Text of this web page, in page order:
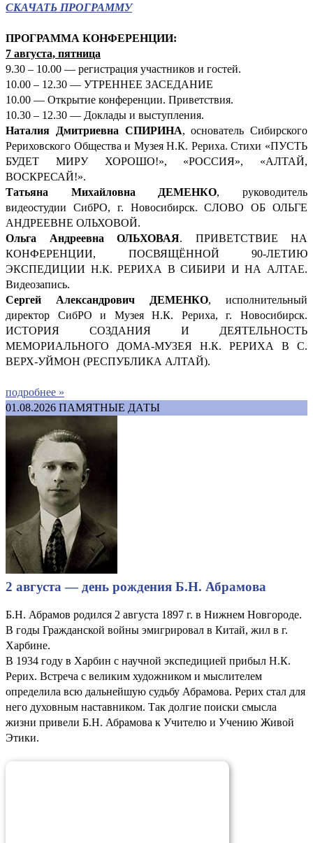
СКАЧАТЬ ПРОГРАММУ
ПРОГРАММА КОНФЕРЕНЦИИ:
7 августа, пятница
9.30 – 10.00 — регистрация участников и гостей.
10.00 – 12.30 — УТРЕННЕЕ ЗАСЕДАНИЕ
10.00 — Открытие конференции. Приветствия.
10.30 – 12.30 — Доклады и выступления.
Наталия Дмитриевна СПИРИНА, основатель Сибирского
Рериховского Общества и Музея Н.К. Рериха. Стихи «ПУСТЬ
БУДЕТ МИРУ ХОРОШО!», «РОССИЯ», «АЛТАЙ,
ВОСКРЕСАЙ!».
Татьяна Михайловна ДЕМЕНКО, руководитель
видеостудии СибРО, г. Новосибирск. СЛОВО ОБ ОЛЬГЕ
АНДРЕЕВНЕ ОЛЬХОВОЙ.
Ольга Андреевна ОЛЬХОВАЯ. ПРИВЕТСТВИЕ НА
КОНФЕРЕНЦИИ, ПОСВЯЩЁННОЙ 90-ЛЕТИЮ
ЭКСПЕДИЦИИ Н.К. РЕРИХА В СИБИРИ И НА АЛТАЕ.
Видеозапись.
Сергей Александрович ДЕМЕНКО, исполнительный
директор СибРО и Музея Н.К. Рериха, г. Новосибирск.
ИСТОРИЯ СОЗДАНИЯ И ДЕЯТЕЛЬНОСТЬ
МЕМОРИАЛЬНОГО ДОМА-МУЗЕЯ Н.К. РЕРИХА В С.
ВЕРХ-УЙМОН (РЕСПУБЛИКА АЛТАЙ).
подробнее »
01.08.2026 ПАМЯТНЫЕ ДАТЫ
2 августа — день рождения Б.Н. Абрамова
Б.Н. Абрамов родился 2 августа 1897 г. в Нижнем Новгороде.
В годы Гражданской войны эмигрировал в Китай, жил в г.
Харбине.
В 1934 году в Харбин с научной экспедицией прибыл Н.К.
Рерих. Встреча с великим художником и мыслителем
определила всю дальнейшую судьбу Абрамова. Рерих стал для
него духовным наставником. Так долгие поиски смысла
жизни привели Б.Н. Абрамова к Учителю и Учению Живой
Этики.